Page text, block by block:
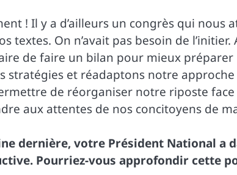
! Il y a d’ailleurs un congrès qui nous
textes. On n’avait pas besoin de
de faire un bilan pour mieux préparer
stratégies et réadaptons notre
de réorganiser notre riposte
aux attentes de nos concitoyens de
dernière, votre Président National a
Pourriez-vous approfondir cette